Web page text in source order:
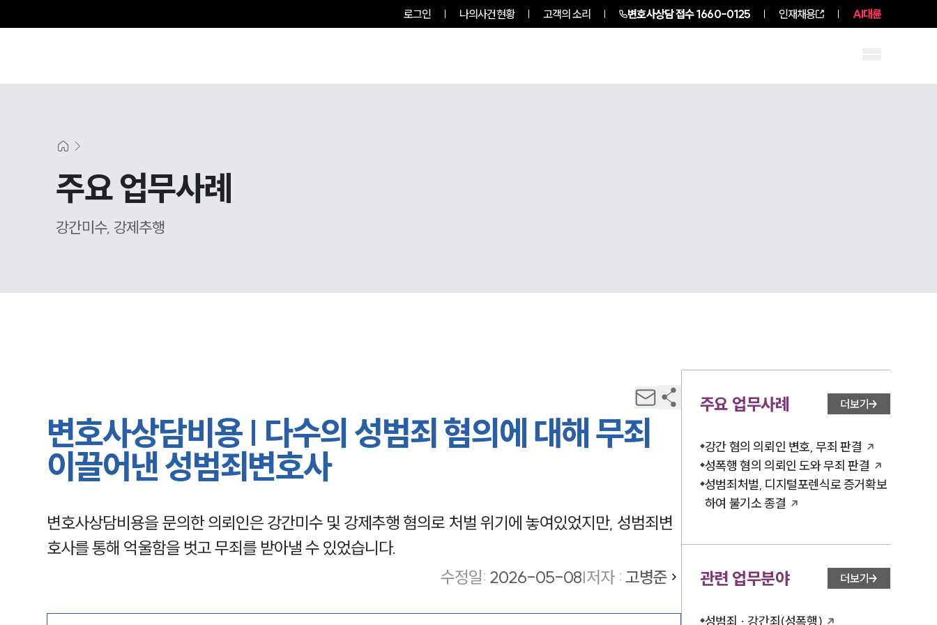
로그인 나의사건현황 고객의 소리 변호사상담 접수1660-0125 인재채용 AI대륜
주요 업무사례
강간미수, 강제추행
변호사상담비용 | 다수의 성범죄 혐의에 대해 무죄
이끌어낸 성범죄변호사
변호사상담비용을 문의한 의뢰인은 강간미수 및 강제추행 혐의로 처벌 위기에 놓여있었지만, 성범죄변
호사를 통해 억울함을 벗고 무죄를 받아낼 수 있었습니다.
수정일: 2026-05-08|저자 : 고병준
주요 업무사례 더보기
강간 혐의 의뢰인 변호, 무죄 판결
성폭행 혐의 의뢰인 도와 무죄 판결
성범죄처벌, 디지털포렌식로 증거확보
하여 불기소 종결
관련 업무분야 더보기
성범죄 · 강간죄(성폭행)